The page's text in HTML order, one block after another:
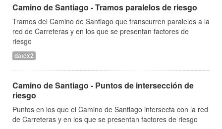
Camino de Santiago - Tramos paralelos de riesgo
Tramos del Camino de Santiago que transcurren paralelos a la
red de Carreteras y en los que se presentan factores de
riesgo
datex2
Camino de Santiago - Puntos de intersección de
riesgo
Puntos en los que el Camino de Santiago intersecta con la red
de Carreteras y en los que se presentan factores de riesgo